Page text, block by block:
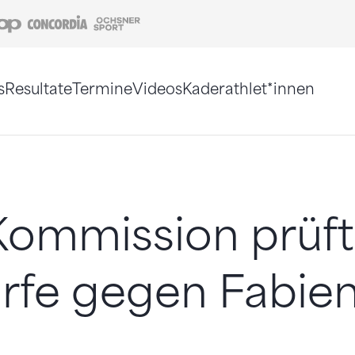
Coop Concordia
ResultateTermineVideosKaderathlet*innen
prüft
gegen